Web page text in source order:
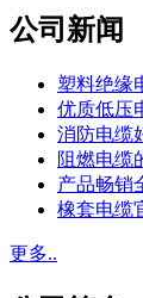
公司新闻
塑料绝缘
优质低压
消防电缆
阻燃电缆
产品畅销
橡套电缆
更多..